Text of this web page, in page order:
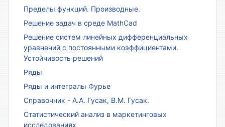
Пределы функций. Производные.
Решение задач в среде MathCad
Решение систем линейных дифференциальных
уравнений с постоянными коэффициентами.
Устойчивость решений
Ряды
Ряды и интегралы Фурье
Справочник - А.А. Гусак, В.М. Гусак.
Статистический анализ в маркетинговых
исследованиях